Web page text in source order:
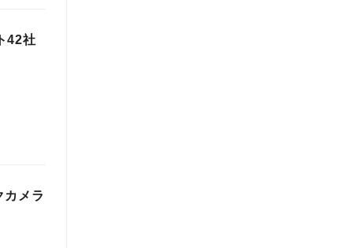
42社
カメラ